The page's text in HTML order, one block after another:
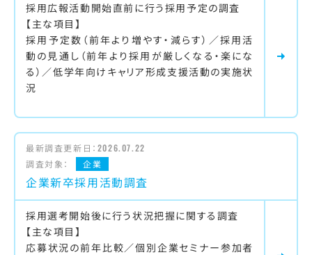
採用広報活動開始直前に行う採用予定の調査
【主な項目】
採用予定数（前年より増やす・減らす）／採用活
動の見通し（前年より採用が厳しくなる・楽にな
る）／低学年向けキャリア形成支援活動の実施状
況
最新調査更新日： 2026.07.22
調査対象：
企業
企業新卒採用活動調査
採用選考開始後に行う状況把握に関する調査
【主な項目】
応募状況の前年比較／個別企業セミナー参加者